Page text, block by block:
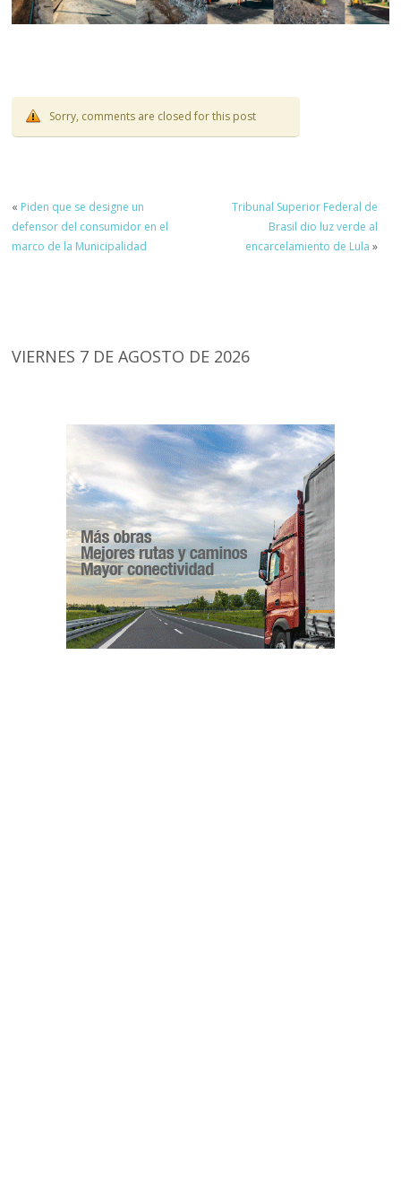
Sorry, comments are closed for this post
« Piden que se designe un
defensor del consumidor en el
marco de la Municipalidad
Tribunal Superior Federal de
Brasil dio luz verde al
encarcelamiento de Lula »
VIERNES 7 DE AGOSTO DE 2026